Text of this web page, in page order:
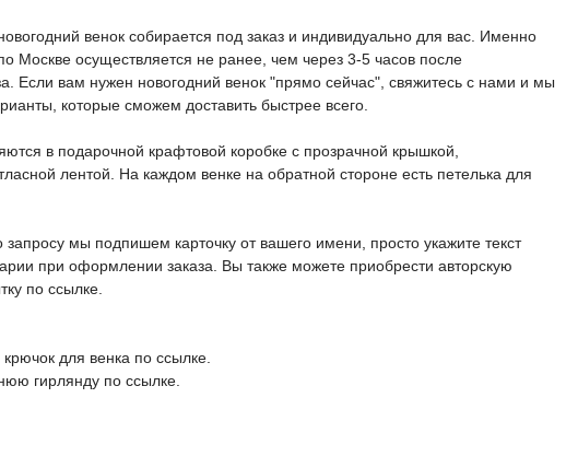
венок собирается под заказ и индивидуально для вас. Именно
Москве осуществляется не ранее, чем через 3-5 часов после
Если вам нужен новогодний венок "прямо сейчас", свяжитесь с нами и мы
которые сможем доставить быстрее всего.
в подарочной крафтовой коробке с прозрачной крышкой,
лентой. На каждом венке на обратной стороне есть петелька для
запросу мы подпишем карточку от вашего имени, просто укажите текст
при оформлении заказа. Вы также можете приобрести авторскую
по ссылке.
для венка по ссылке.
гирлянду по ссылке.